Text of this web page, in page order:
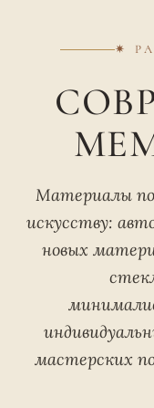
✷
Материалы по
искусству:
новых
мастерских